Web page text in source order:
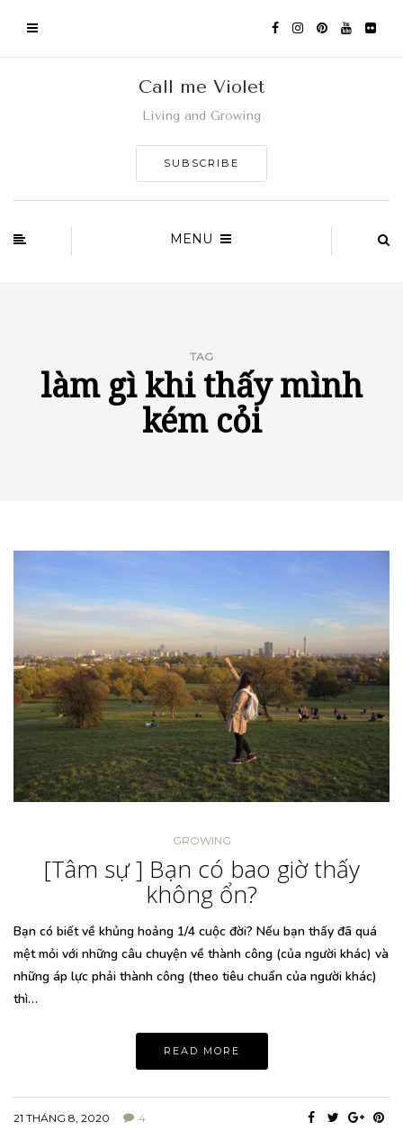
Call me Violet
Living and Growing
SUBSCRIBE
MENU
TAG
làm gì khi thấy mình
kém cỏi
GROWING
[Tâm sự ] Bạn có bao giờ thấy
không ổn?
Bạn có biết về khủng hoảng 1/4 cuộc đời? Nếu bạn thấy đã quá
mệt mỏi với những câu chuyện về thành công (của người khác) và
những áp lực phải thành công (theo tiêu chuẩn của người khác)
thì…
READ MORE
21 THÁNG 8, 2020 4